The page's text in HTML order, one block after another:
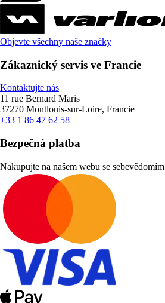
Objevte všechny naše značky
Zákaznický servis ve Francie
Kontaktujte nás
11 rue Bernard Maris
37270 Montlouis-sur-Loire, Francie
+33 1 86 47 62 58
Bezpečná platba
Nakupujte na našem webu se sebevědomím